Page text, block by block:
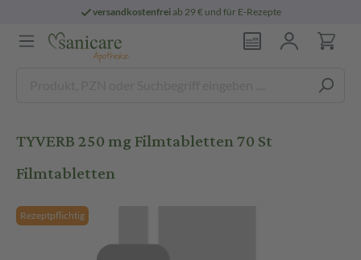
versandkostenfreiab 29 € und für E-Rezepte
TYVERB 250 mg Filmtabletten 70 St
Filmtabletten
Rezeptpflichtig